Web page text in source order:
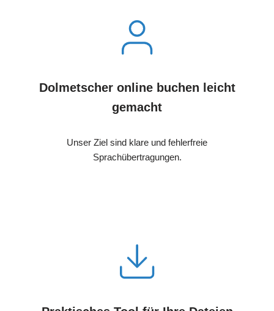
Dolmetscher online buchen leicht
gemacht
Unser Ziel sind klare und fehlerfreie
Sprachübertragungen.